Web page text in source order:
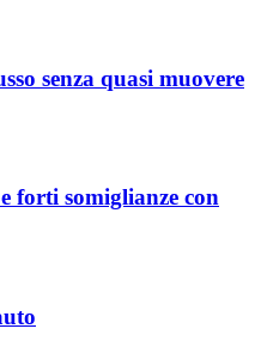
senza quasi muovere
forti somiglianze con